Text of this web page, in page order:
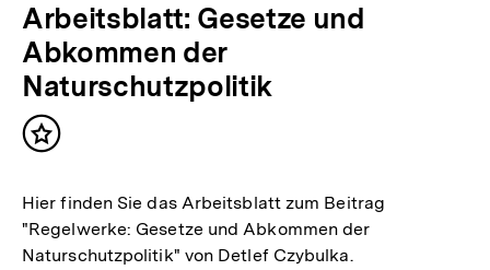
Arbeitsblatt: Gesetze und
Abkommen der
Naturschutzpolitik
Inhalt
Hier finden Sie das Arbeitsblatt zum Beitrag
"Regelwerke: Gesetze und Abkommen der
Naturschutzpolitik" von Detlef Czybulka.